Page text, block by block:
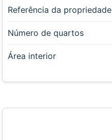
Referência da propriedade
Número de quartos
Área interior